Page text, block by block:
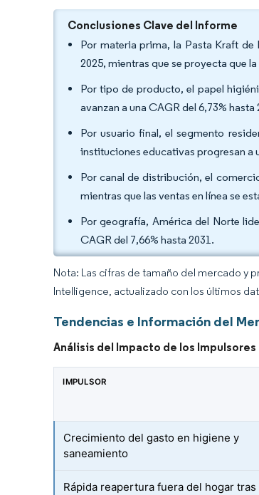
Conclusiones Clave del Informe
Por materia prima, la Pasta Kraft de
2025, mientras que se proyecta que
Por tipo de producto, el papel
avanzan a una CAGR del 6,73% hasta
Por usuario final, el segmento
instituciones educativas progresan a
Por canal de distribución, el
mientras que las ventas en línea se
Por geografía, América del Norte
CAGR del 7,66% hasta 2031.
Nota: Las cifras de tamaño del mercado
Intelligence, actualizado con los últimos
Tendencias e Información del
Análisis del Impacto de los
IMPULSOR
Crecimiento del gasto en higiene y
saneamiento
Rápida reapertura fuera del hogar tras